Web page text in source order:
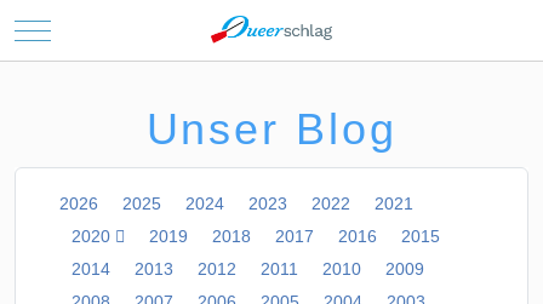
Mobile Menu Toggle
Unser Blog
2026 2025 2024 2023 2022
2021
2020
2019 2018 2017 2016
2015
2014
2013 2012 2011 2010
2009